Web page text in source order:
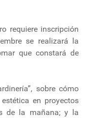
requiere inscripción
se realizará la
que constará de
sobre cómo
en proyectos
de la mañana; y la